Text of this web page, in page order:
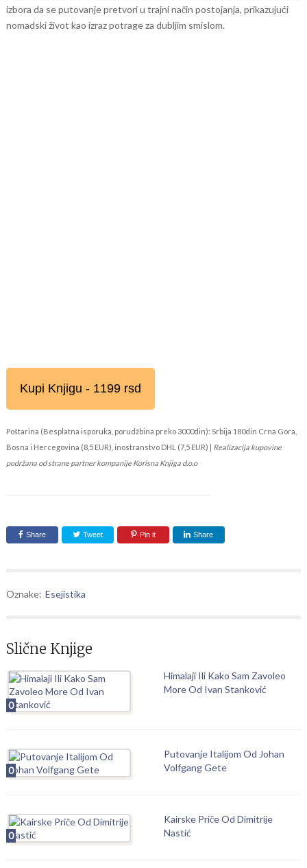
izbora da se putovanje pretvori u trajni način postojanja, prikazujući
nomadski život kao izraz potrage za dubljim smislom.
Kupi Knjigu - 1199 rsd
Poštarina (Besplatna isporuka, porudžbina preko 3000din): Srbija 180din Crna Gora,
Bosna i Hercegovina (8,5 EUR), inostranstvo DHL (7,5 EUR) | Realizacija kupovine
podržana od strane partner kompanije Korisna Knjiga d.o.o
Share Tweet Pin it Share
Oznake: Esejistika
Slične Knjige
0
Himalaji Ili Kako Sam Zavoleo
More Od Ivan Stanković
0
Putovanje Italijom Od Johan
Volfgang Gete
0
Kairske Priče Od Dimitrije
Nastić